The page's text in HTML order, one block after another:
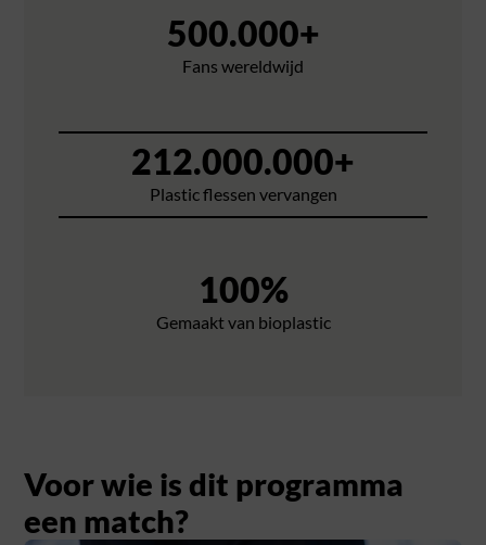
Fans wereldwijd
500.000+
Plastic flessen vervangen
212.000.000+
Gemaakt van bioplastic
100%
Voor wie is dit programma
een match?